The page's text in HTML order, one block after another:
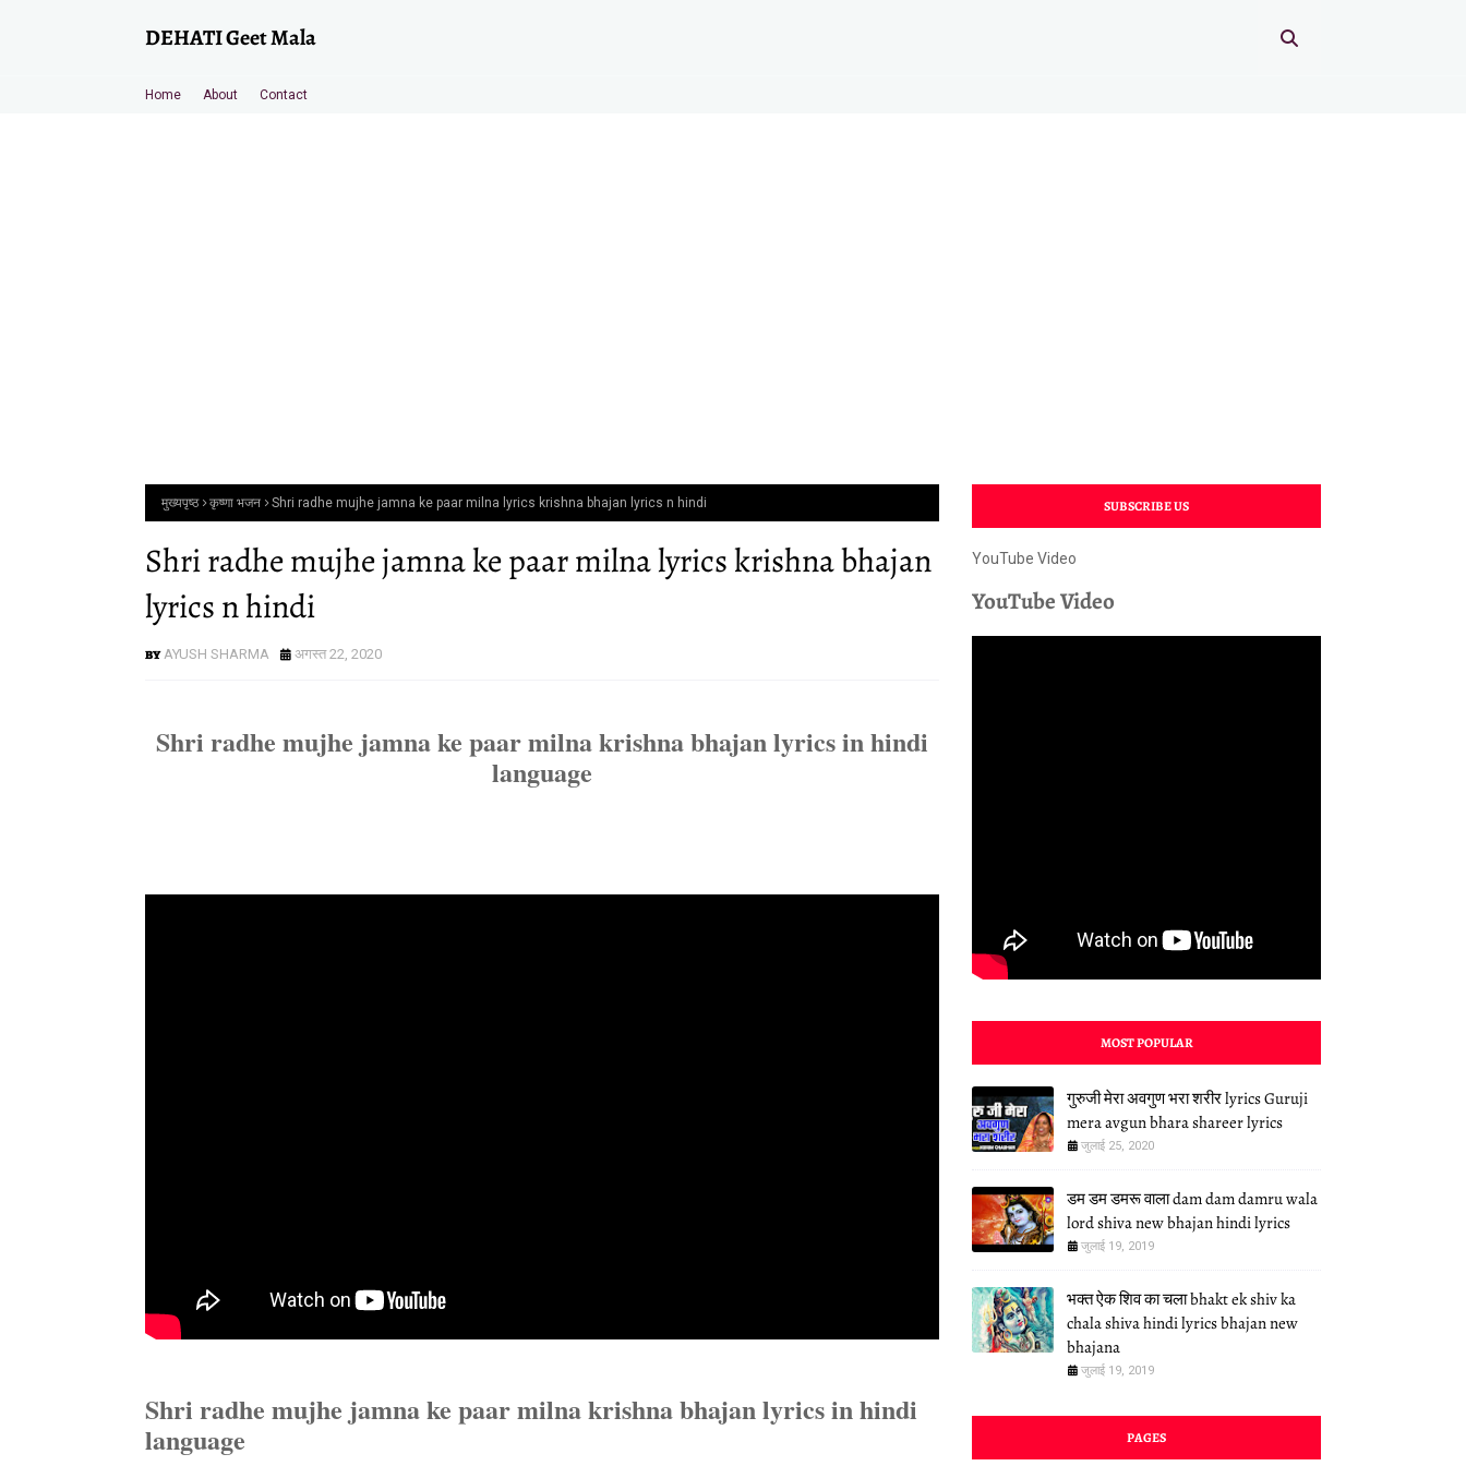
DEHATI Geet Mala
Home About Contact
मुख्यपृष्ठ कृष्णा भजन Shri radhe mujhe jamna ke paar milna lyrics krishna bhajan lyrics n hindi
Shri radhe mujhe jamna ke paar milna lyrics krishna bhajan
lyrics n hindi
AYUSH SHARMA अगस्त 22, 2020
Shri radhe mujhe jamna ke paar milna krishna bhajan lyrics in hindi
language
Shri radhe mujhe jamna ke paar milna krishna bhajan lyrics in hindi
language
SUBSCRIBE US
YouTube Video
YouTube Video
MOST POPULAR
गुरुजी मेरा अवगुण भरा शरीर lyrics Guruji
mera avgun bhara shareer lyrics
जुलाई 25, 2020
डम डम डमरू वाला dam dam damru wala
lord shiva new bhajan hindi lyrics
जुलाई 19, 2019
भक्त ऐक शिव का चला bhakt ek shiv ka
chala shiva hindi lyrics bhajan new
bhajana
जुलाई 19, 2019
PAGES